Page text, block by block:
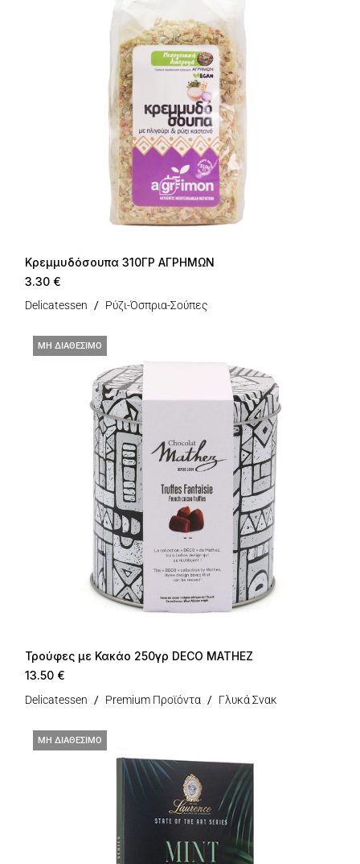
Κρεμμυδόσουπα 310ΓΡ ΑΓΡΗΜΩΝ
3.30 €
Delicatessen Ρύζι-Όσπρια-Σούπες
ΜΗ ΔΙΑΘΕΣΙΜΟ
Τρούφες με Κακάο 250γρ DECO MATHEZ
13.50 €
Delicatessen Premium Προϊόντα Γλυκά Σνακ
ΜΗ ΔΙΑΘΕΣΙΜΟ